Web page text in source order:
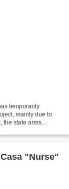
temporarily
mainly due to
the state arms
"Nurse"